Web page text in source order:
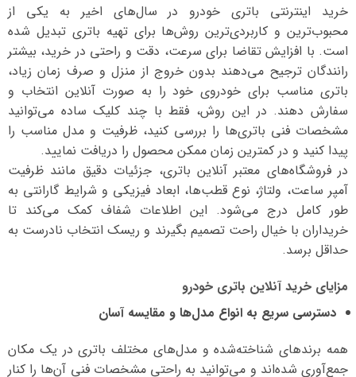
خرید اینترنتی باتری خودرو در سال‌های اخیر به یکی از
محبوب‌ترین و کاربردی‌ترین روش‌ها برای تهیه باتری تبدیل شده
است. با افزایش تقاضا برای سرعت، دقت و راحتی در خرید، بیشتر
رانندگان ترجیح می‌دهند بدون خروج از منزل و صرف زمان زیاد،
باتری مناسب برای خودروی خود را به صورت آنلاین انتخاب و
سفارش دهند. در این روش، فقط با چند کلیک ساده می‌توانید
مشخصات فنی باتری‌ها را بررسی کنید، ظرفیت و مدل مناسب را
پیدا کنید و در کمترین زمان ممکن محصول را دریافت نمایید.
در فروشگاه‌های معتبر آنلاین باتری، جزئیات دقیق مانند ظرفیت
آمپر ساعت، ولتاژ، نوع قطب‌ها، ابعاد فیزیکی و شرایط گارانتی به
طور کامل درج می‌شود. این اطلاعات شفاف کمک می‌کند تا
خریداران با خیال راحت تصمیم بگیرند و ریسک انتخاب نادرست به
حداقل برسد.
مزایای خرید آنلاین باتری خودرو
دسترسی سریع به انواع مدل‌ها و مقایسه آسان
همه برندهای شناخته‌شده و مدل‌های مختلف باتری در یک مکان
جمع‌آوری شده‌اند و می‌توانید به راحتی مشخصات فنی آن‌ها را کنار